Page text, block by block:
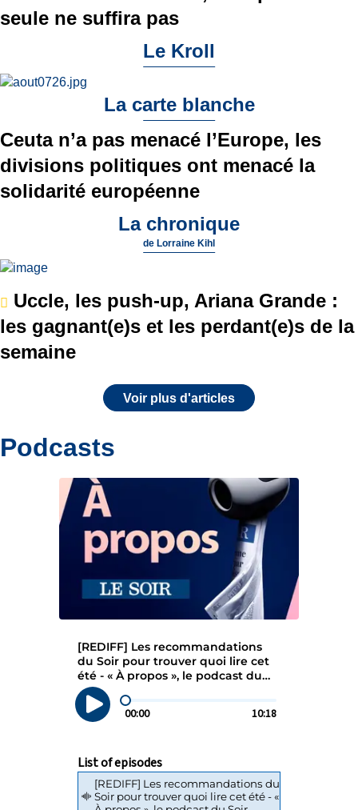
seule ne suffira pas
Le Kroll
La carte blanche
Ceuta n’a pas menacé l’Europe, les
divisions politiques ont menacé la
solidarité européenne
La chronique
de Lorraine Kihl
Uccle, les push-up, Ariana Grande :
les gagnant(e)s et les perdant(e)s de la
semaine
Voir plus d'articles
Podcasts